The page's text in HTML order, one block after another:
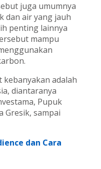
juga umumnya
dan air yang jauh
penting lainnya
mampu
kebanyakan adalah
diantaranya
Pupuk
Gresik, sampai
dan Cara